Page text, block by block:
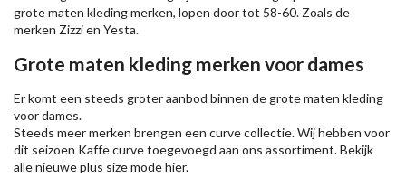
grote maten kleding merken, lopen door tot 58-60. Zoals de
merken Zizzien Yesta.
Grote maten kleding merken voor dames
Er komt een steeds groter aanbod binnen de grote maten kleding
voor dames.
Steeds meer merken brengen een curve collectie. Wij hebben voor
dit seizoen Kaffecurve toegevoegd aan ons assortiment. Bekijk
alle nieuweplus size modehier.